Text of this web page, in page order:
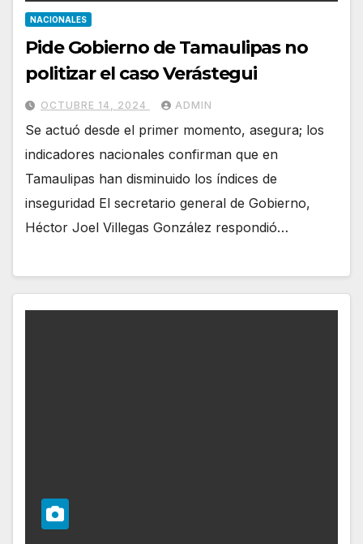
NACIONALES
Pide Gobierno de Tamaulipas no
politizar el caso Verástegui
OCTUBRE 14, 2024 ADMIN
Se actuó desde el primer momento, asegura; los
indicadores nacionales confirman que en
Tamaulipas han disminuido los índices de
inseguridad El secretario general de Gobierno,
Héctor Joel Villegas González respondió…